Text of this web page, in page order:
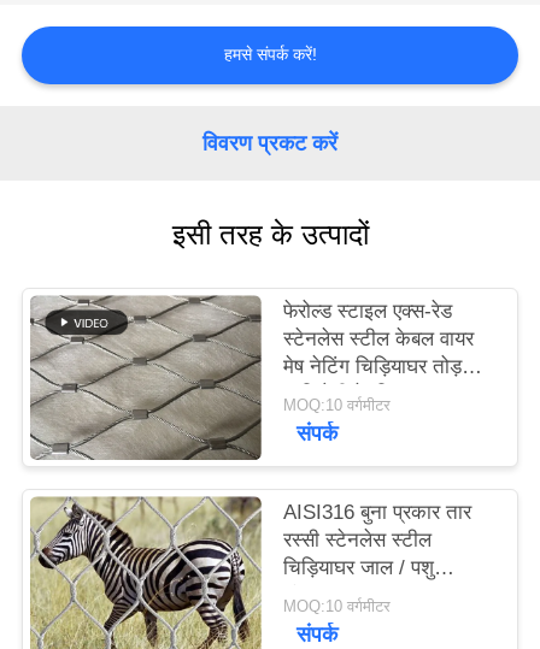
एक
साइटमैप
गोपनीयता
नीति
हमसे संपर्क करें!
विवरण प्रकट करें
इसी तरह के उत्पादों
फेरोल्ड स्टाइल एक्स-रेड
स्टेनलेस स्टील केबल वायर
मेष नेटिंग चिड़ियाघर तोड़कर
प्रतिरोधी के लिए
MOQ:10 वर्गमीटर
संपर्क
AISI316 बुना प्रकार तार
रस्सी स्टेनलेस स्टील
चिड़ियाघर जाल / पशु
संलग्नक बाड़ लगाना
MOQ:10 वर्गमीटर
संपर्क